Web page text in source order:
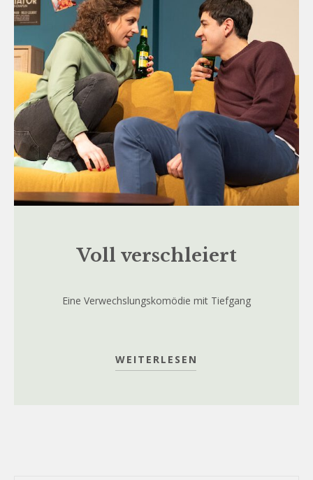
Voll verschleiert
Eine Verwechslungskomödie mit Tiefgang
WEITERLESEN